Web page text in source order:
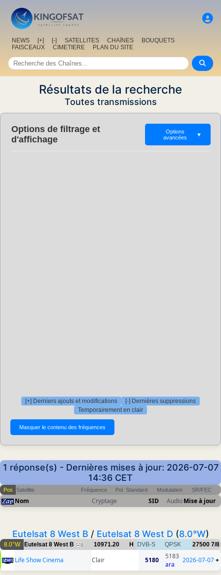
NEWS [+] [-] SATELLITES CHAîNES
BOUQUETS
FAISCEAUX
CIMETIERE PLAN DU SITE
Résultats de la recherche
Toutes transmissions
Options de filtrage et
d'affichage
Options
avancées
▼
[+] Derniers ajouts et modifications
[-] Dernières suppressions
Temporairement en clair
1 réponse(s) - Dernières mises à jour: 2026-07-07
14:36 CET
Pos Satellite Fréquence Pol Standard Modulation SR/FEC
Nom Cryptage SID AudioMise à jour
Eutelsat 8 West B / Eutelsat 8 West D (8.0°W)
8.0°W Eutelsat 8 West B 1 10971.20 H DVB-S QPSK 27500 7/8
Life Show Cinema Clair 5180
5183
ara
2026-07-07+